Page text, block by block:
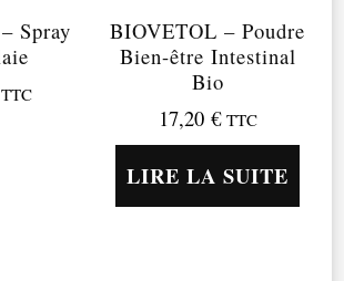
Spray
TTC
BIOVETOL – Poudre
Bien-être Intestinal
Bio
17,20 € TTC
LIRE LA SUITE